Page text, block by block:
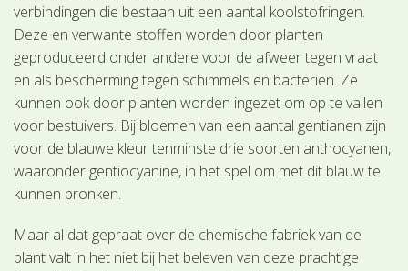
verbindingen die bestaan uit een aantal koolstofringen.
Deze en verwante stoffen worden door planten
geproduceerd onder andere voor de afweer tegen vraat
en als bescherming tegen schimmels en bacteriën. Ze
kunnen ook door planten worden ingezet om op te vallen
voor bestuivers. Bij bloemen van een aantal gentianen zijn
voor de blauwe kleur tenminste drie soorten anthocyanen,
waaronder gentiocyanine, in het spel om met dit blauw te
kunnen pronken.
Maar al dat gepraat over de chemische fabriek van de
plant valt in het niet bij het beleven van deze prachtige